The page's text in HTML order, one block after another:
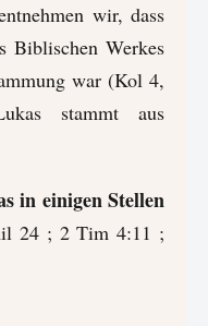
wir, dass
Biblischen Werkes
war (Kol 4,
stammt aus
in einigen Stellen
24 ; 2 Tim 4:11 ;